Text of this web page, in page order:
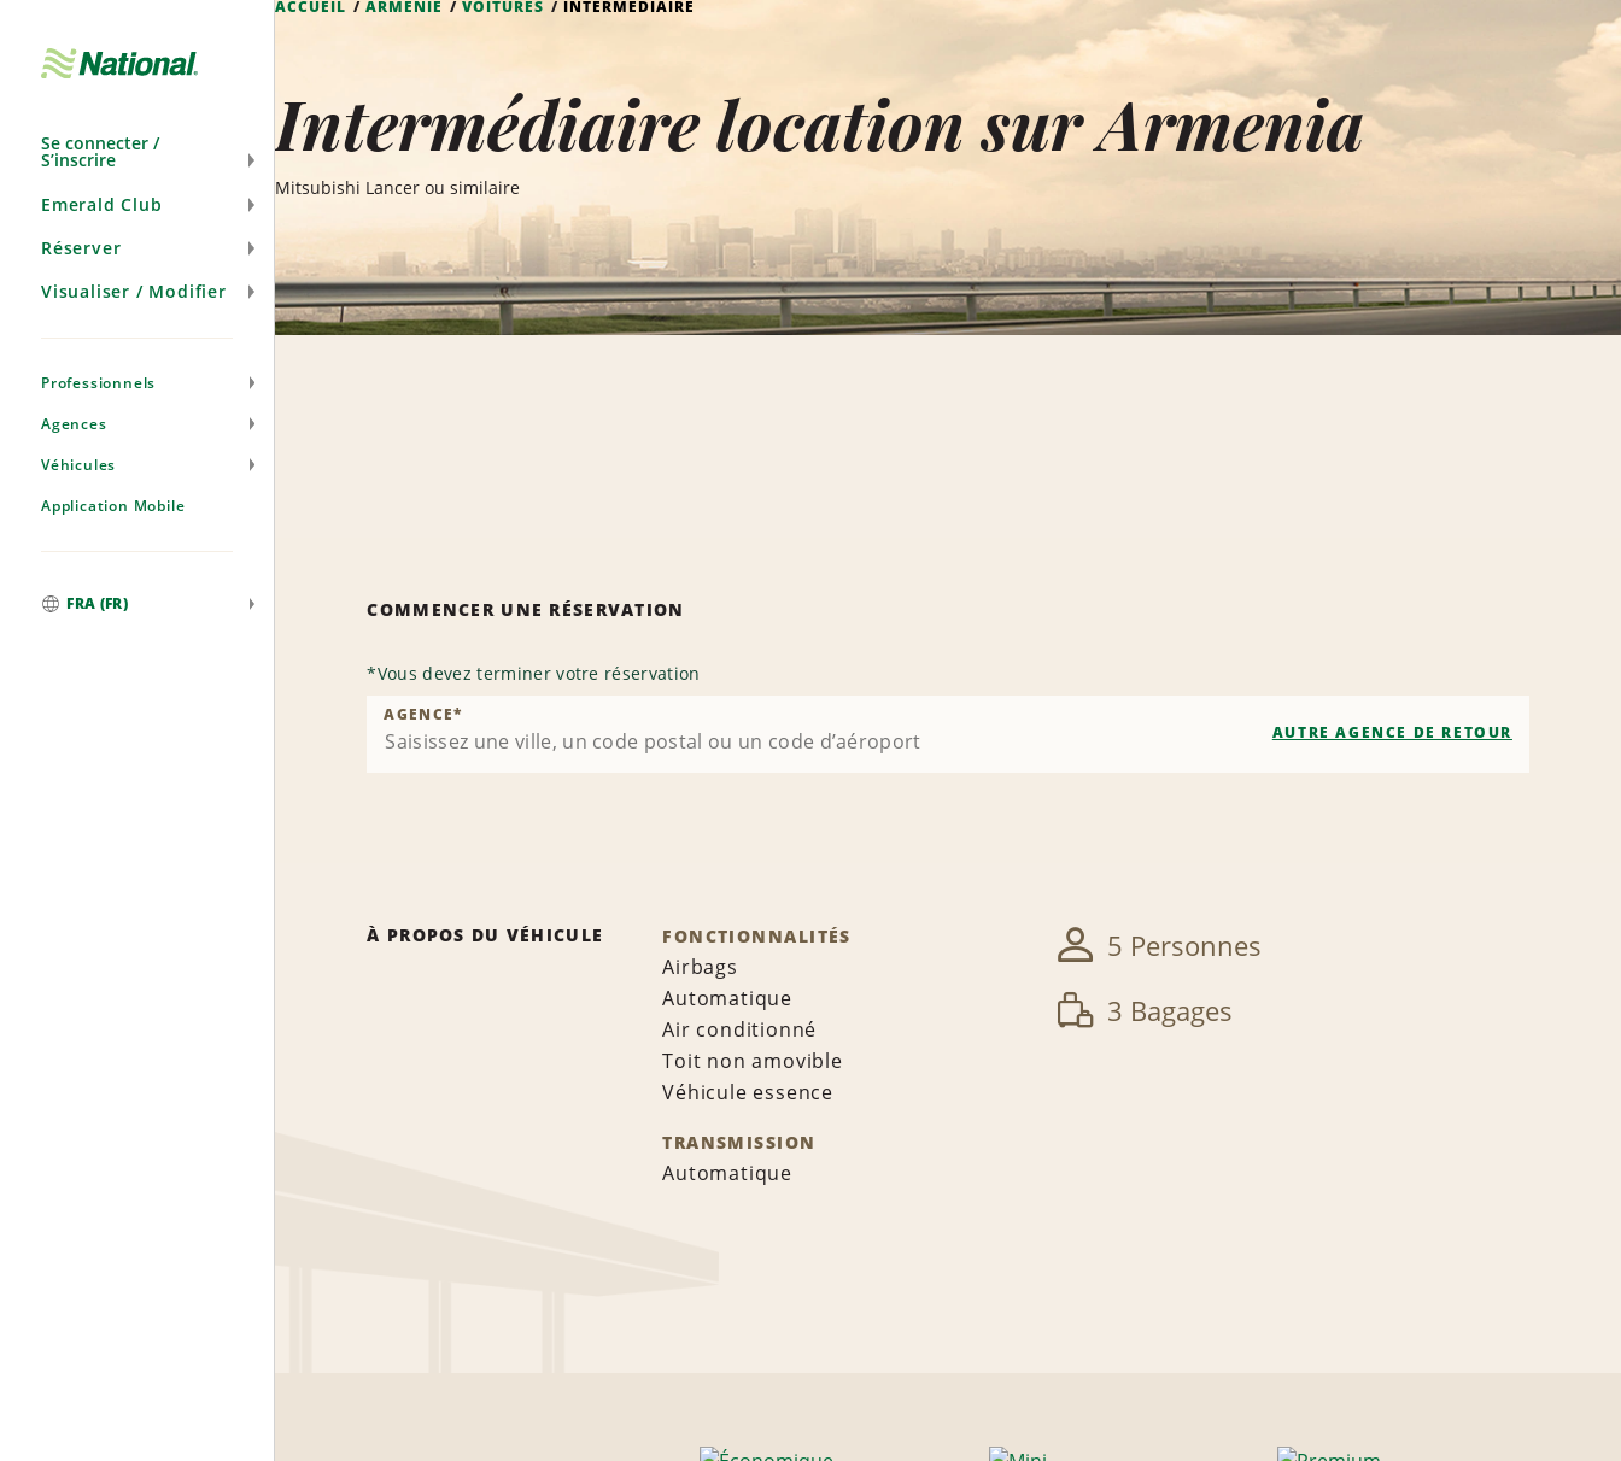
navigation
Se connecter /
S’inscrire
Emerald Club
Réserver
Visualiser / Modifier
Professionnels
Agences
Véhicules
Application Mobile
FRA (FR)
ACCUEIL ARMÉNIE VOITURES INTERMÉDIAIRE
Intermédiaire location sur Armenia
Mitsubishi Lancer ou similaire
COMMENCER UNE RÉSERVATION
*Vous devez terminer votre réservation
AGENCE*
AUTRE AGENCE DE RETOUR
À PROPOS DU VÉHICULE FONCTIONNALITÉS
Airbags
Automatique
Air conditionné
Toit non amovible
Véhicule essence
TRANSMISSION
Automatique
5 Personnes
3 Bagages